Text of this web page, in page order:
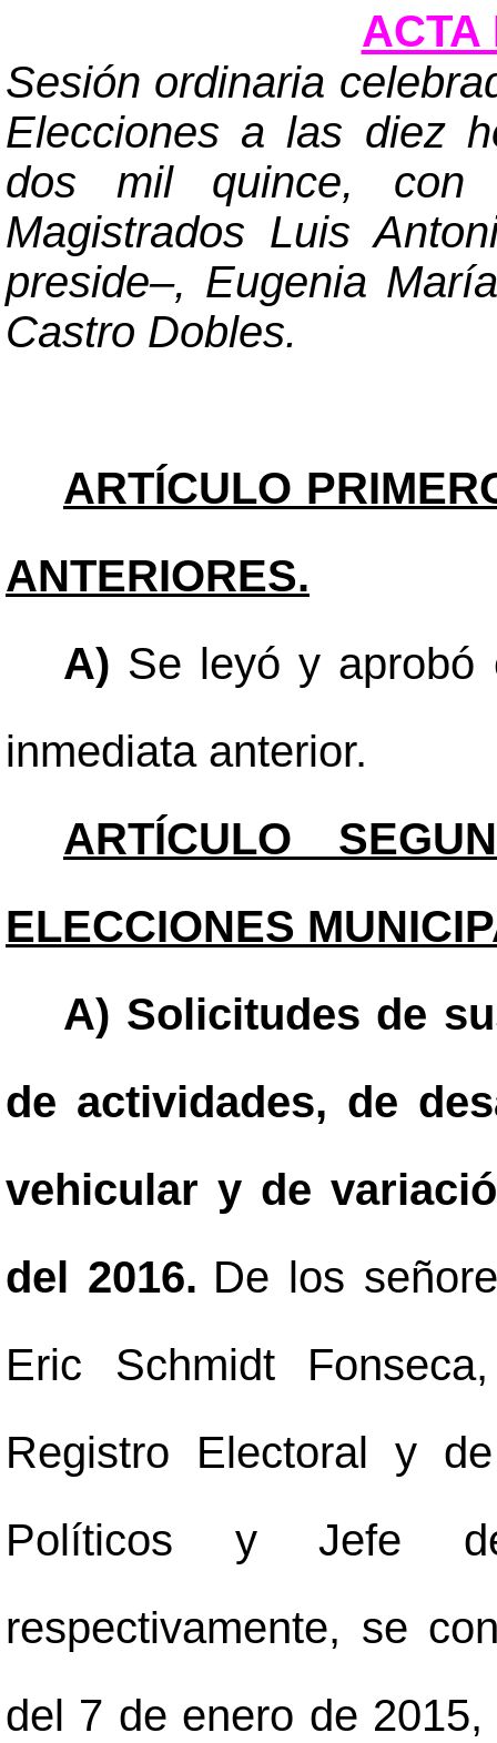
ACTA
Sesión ordinaria
Elecciones a las diez
dos mil quince, con
Magistrados Luis
preside–, Eugenia
Castro Dobles.
ARTÍCULO
ANTERIORES.
A) Se leyó y aprobó
inmediata anterior.
ARTÍCULO
ELECCIONES
A) Solicitudes de
de actividades, de
vehicular y de
del 2016. De los
Eric Schmidt
Registro Electoral y
Políticos y Jefe de
respectivamente, se
del 7 de enero de